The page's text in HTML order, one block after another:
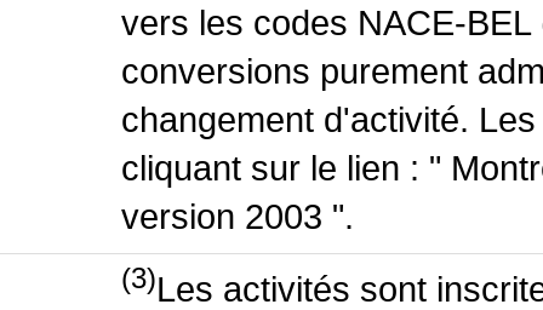
vers les codes NACE-
conversions purement
changement d'activité.
cliquant sur le lien : "
version 2003 ".
(3)Les activités sont